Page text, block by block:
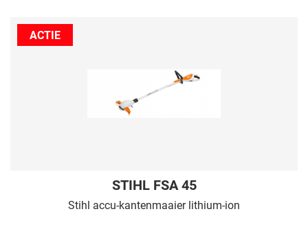
ACTIE
STIHL FSA 45
Stihl accu-kantenmaaier lithium-ion